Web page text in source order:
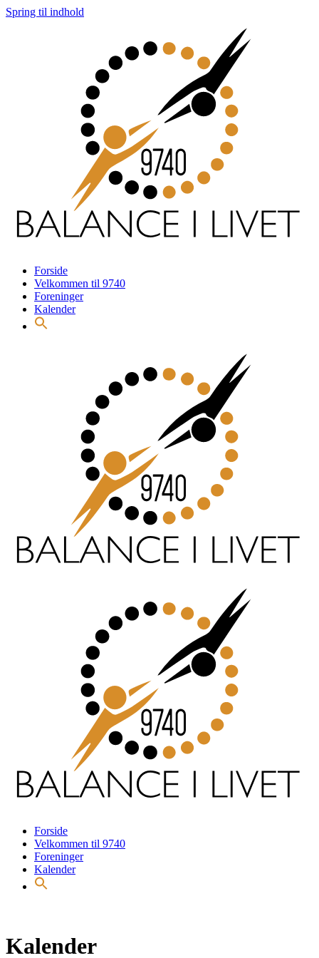
Spring til indhold
Forside
Velkommen til 9740
Foreninger
Kalender
Forside
Velkommen til 9740
Foreninger
Kalender
Kalender